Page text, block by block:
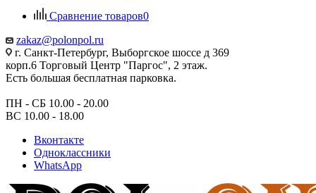
Сравнение товаров0
zakaz@polonpol.ru
г. Санкт-Петербург, Выборгское шоссе д 369
корп.6 Торговый Центр "Паргос", 2 этаж.
Есть большая бесплатная парковка.
ПН - СБ 10.00 - 20.00
ВС 10.00 - 18.00
Вконтакте
Одноклассники
WhatsApp